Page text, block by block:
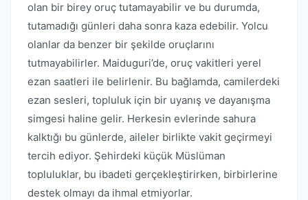
olan bir birey oruç tutamayabilir ve bu durumda,
tutamadığı günleri daha sonra kaza edebilir. Yolcu
olanlar da benzer bir şekilde oruçlarını
tutmayabilirler. Maiduguri’de, oruç vakitleri yerel
ezan saatleri ile belirlenir. Bu bağlamda, camilerdeki
ezan sesleri, topluluk için bir uyanış ve dayanışma
simgesi haline gelir. Herkesin evlerinde sahura
kalktığı bu günlerde, aileler birlikte vakit geçirmeyi
tercih ediyor. Şehirdeki küçük Müslüman
topluluklar, bu ibadeti gerçekleştirirken, birbirlerine
destek olmayı da ihmal etmiyorlar.